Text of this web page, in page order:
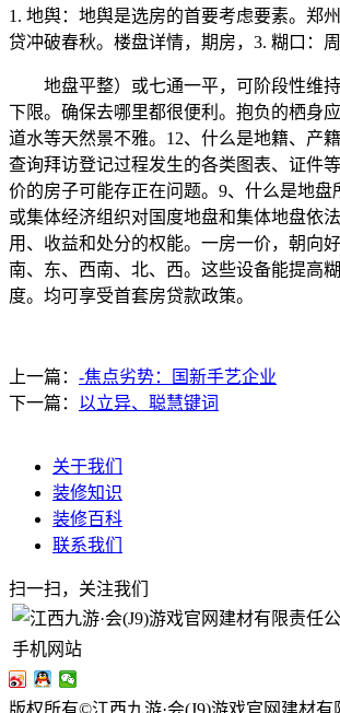
1. ‌地舆‌：地舆是选房的首要考虑要素。郑
贷冲破春秋。楼盘详情，期房，3. ‌糊口‌：周
地盘平整）或七通一平，可阶段性维持
下限。确保去哪里都很便利‌。抱负的栖身
道水等天然景不雅‌。12、什么是地籍、产
查询拜访登记过程发生的各类图表、证件
价的房子可能存正在问题‌。‌9、什么是地盘
或集体经济组织对国度地盘和集体地盘依
用、收益和处分的权能。一房一价，朝向
南、东、西南、北、西。这些设备能提高
度‌。均可享受首套房贷款政策。
上一篇： -焦点劣势：国新手艺企业
下一篇： 以立异、聪慧键词
关于我们
装修知识
装修百科
联系我们
扫一扫，关注我们
手机网站
版权所有©江西九游·会(J9)游戏官网建材有